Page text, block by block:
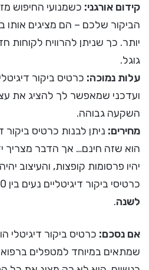
קידום אורגני: כשמנועי החיפוש
הביקור שלכם – הם מציגים אותו
יותר. כך שניתן להרוויח לקוחות
גוגל.
עלות נמוכה: כרטיס ביקור
ועדכני שמאפשר לך להציג את
השקעה גבוהה.
מחירים: ניתן לבנות כרטיס ביקור
הוא שזה חינם… אך הדבר מצריך
יהיו פרסומות קופצות, והעיצוב
כרטיסי ביקור דיגיטליים נעים בין 200 ש"ח – 750 ש"ח
לשנה.
אם נסכם: כרטיס ביקור דיגיטלי
שמתאים במיוחד למטפלים